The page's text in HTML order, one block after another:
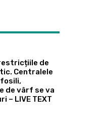
de
Centralele
de vârf se va
– LIVE TEXT